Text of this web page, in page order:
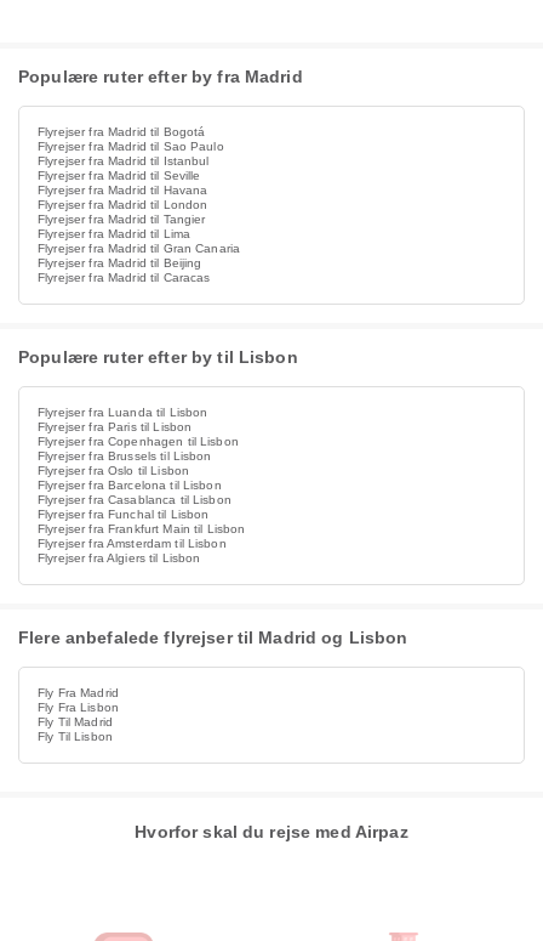
Populære ruter efter by fra Madrid
Flyrejser fra Madrid til Bogotá
Flyrejser fra Madrid til Sao Paulo
Flyrejser fra Madrid til Istanbul
Flyrejser fra Madrid til Seville
Flyrejser fra Madrid til Havana
Flyrejser fra Madrid til London
Flyrejser fra Madrid til Tangier
Flyrejser fra Madrid til Lima
Flyrejser fra Madrid til Gran Canaria
Flyrejser fra Madrid til Beijing
Flyrejser fra Madrid til Caracas
Populære ruter efter by til Lisbon
Flyrejser fra Luanda til Lisbon
Flyrejser fra Paris til Lisbon
Flyrejser fra Copenhagen til Lisbon
Flyrejser fra Brussels til Lisbon
Flyrejser fra Oslo til Lisbon
Flyrejser fra Barcelona til Lisbon
Flyrejser fra Casablanca til Lisbon
Flyrejser fra Funchal til Lisbon
Flyrejser fra Frankfurt Main til Lisbon
Flyrejser fra Amsterdam til Lisbon
Flyrejser fra Algiers til Lisbon
Flere anbefalede flyrejser til Madrid og Lisbon
Fly Fra Madrid
Fly Fra Lisbon
Fly Til Madrid
Fly Til Lisbon
Hvorfor skal du rejse med Airpaz